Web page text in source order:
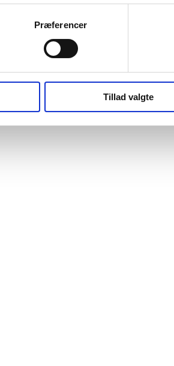
Præferencer
Tillad valgte